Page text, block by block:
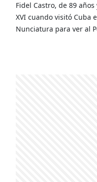
Fidel Castro, de 89
XVI cuando visitó Cuba
Nunciatura para ver al